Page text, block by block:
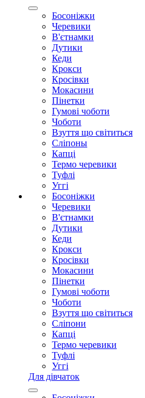
Босоніжки
Черевики
В'єтнамки
Дутики
Кеди
Крокси
Кросівки
Мокасини
Пінетки
Гумові чоботи
Чоботи
Взуття що світиться
Сліпоны
Капці
Термо черевики
Туфлі
Уггі
Босоніжки
Черевики
В'єтнамки
Дутики
Кеди
Крокси
Кросівки
Мокасини
Пінетки
Гумові чоботи
Чоботи
Взуття що світиться
Сліпони
Капці
Термо черевики
Туфлі
Уггі
Для дівчаток